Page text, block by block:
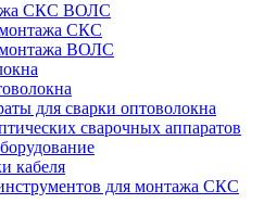
СКС ВОЛС
СКС
ВОЛС
для сварки оптоволокна
сварочных аппаратов
кабеля
для монтажа СКС